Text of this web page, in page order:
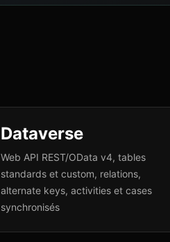
Dataverse
Web API REST/OData v4, tables
standards et custom, relations,
alternate keys, activities et cases
synchronisés